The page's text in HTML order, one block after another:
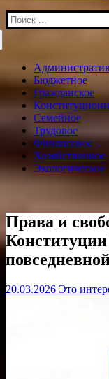
Искать:
Бюджетное
Гражданское
Семейное
Трудовое
Финансовое
Хозяйственное
Экологическое
Права и
20.03.2026 Это